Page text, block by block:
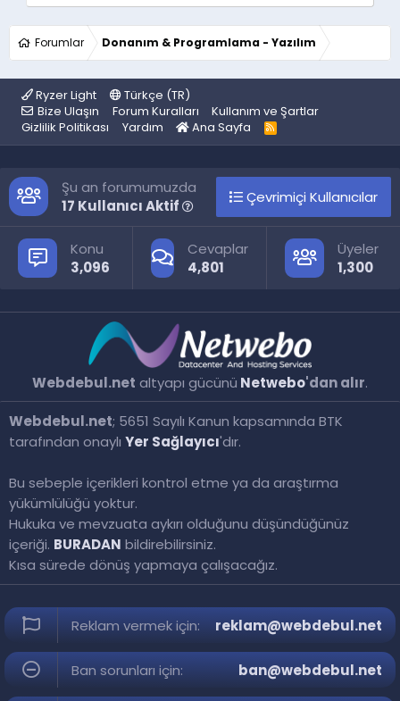
Forumlar Donanım & Programlama - Yazılım
Ryzer Light
Türkçe (TR)
Bize Ulaşın
Forum Kuralları
Kullanım ve Şartlar
Gizlilik Politikası
Yardım Ana Sayfa
R
S
Şu an forumumuzda
17 Kullanıcı Aktif
Çevrimiçi Kullanıcılar
Konu
3,096
Cevaplar
4,801
Üyeler
1,300
Webdebul.net; 5651 Sayılı Kanun kapsamında BTK
tarafından onaylı Yer Sağlayıcı'dır.
Bu sebeple içerikleri kontrol etme ya da araştırma
yükümlülüğü yoktur.
Hukuka ve mevzuata aykırı olduğunu düşündüğünüz
içeriği. BURADAN bildirebilirsiniz.
Kısa sürede dönüş yapmaya çalışacağız.
Webdebul.net altyapı gücünü Netwebo'dan alır.
Reklam vermek için: reklam@webdebul.net
Ban sorunları için: ban@webdebul.net